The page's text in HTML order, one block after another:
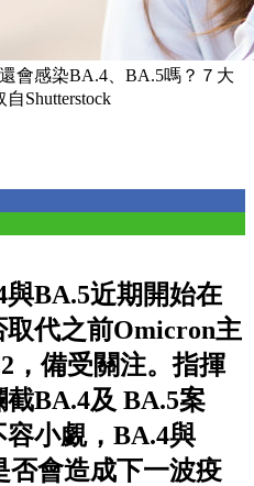
會感染BA.4、BA.5嗎？７大
Shutterstock
BA.5近期開始在
取代之前Omicron主
，備受關注。指揮
BA.4及 BA.5案
小覷，BA.4與
否會造成下一波疫